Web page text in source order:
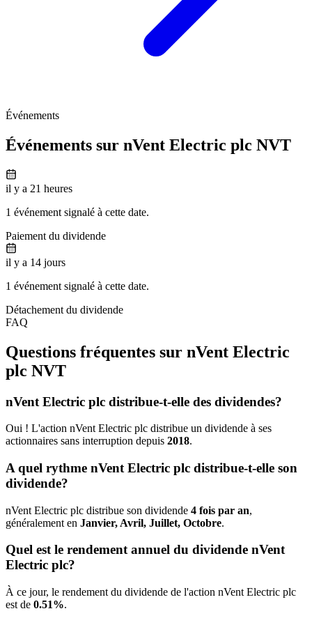
Événements
Événements sur nVent Electric plc NVT
il y a 21 heures
1 événement signalé à cette date.
Paiement du dividende
il y a 14 jours
1 événement signalé à cette date.
Détachement du dividende
FAQ
Questions fréquentes sur nVent Electric
plc NVT
nVent Electric plc distribue-t-elle des dividendes?
Oui ! L'action nVent Electric plc distribue un dividende à ses
actionnaires sans interruption depuis 2018.
A quel rythme nVent Electric plc distribue-t-elle son
dividende?
nVent Electric plc distribue son dividende 4 fois par an,
généralement en Janvier, Avril, Juillet, Octobre.
Quel est le rendement annuel du dividende nVent
Electric plc?
À ce jour, le rendement du dividende de l'action nVent Electric plc
est de 0.51%.